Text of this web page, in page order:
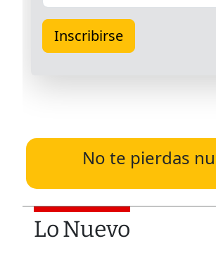
No te pierdas
Lo Nuevo